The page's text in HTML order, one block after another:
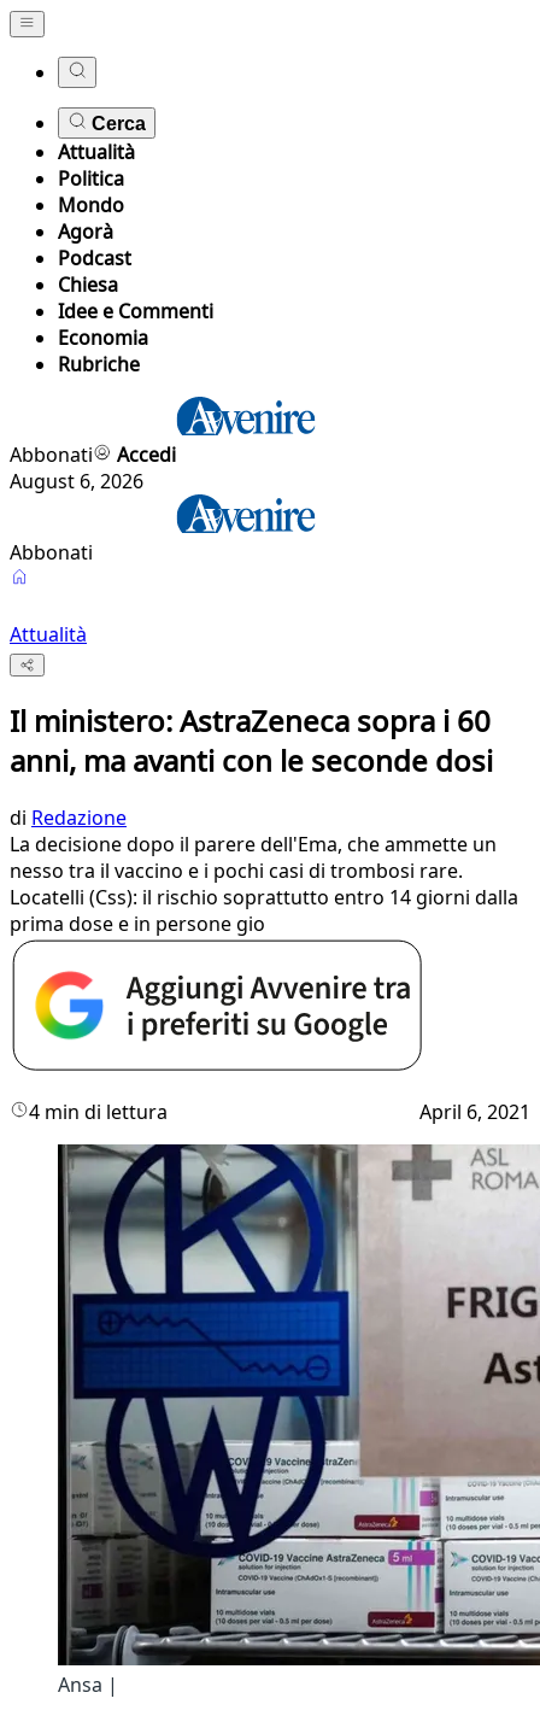
Cerca
Attualità
Politica
Mondo
Agorà
Podcast
Chiesa
Idee e Commenti
Economia
Rubriche
Abbonati
Accedi
August 6, 2026
Abbonati
Attualità
Il ministero: AstraZeneca sopra i 60
anni, ma avanti con le seconde dosi
di Redazione
La decisione dopo il parere dell'Ema, che ammette un
nesso tra il vaccino e i pochi casi di trombosi rare.
Locatelli (Css): il rischio soprattutto entro 14 giorni dalla
prima dose e in persone gio
4 min di lettura April 6, 2021
Ansa |